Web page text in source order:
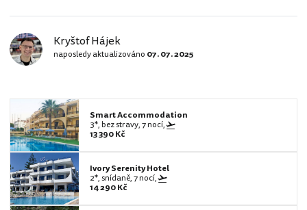
Kryštof Hájek
naposledy aktualizováno 07. 07. 2025
Smart Accommodation
3*, bez stravy, 7 nocí,
13 390 Kč
Ivory Serenity Hotel
2*, snídaně, 7 nocí,
14 290 Kč